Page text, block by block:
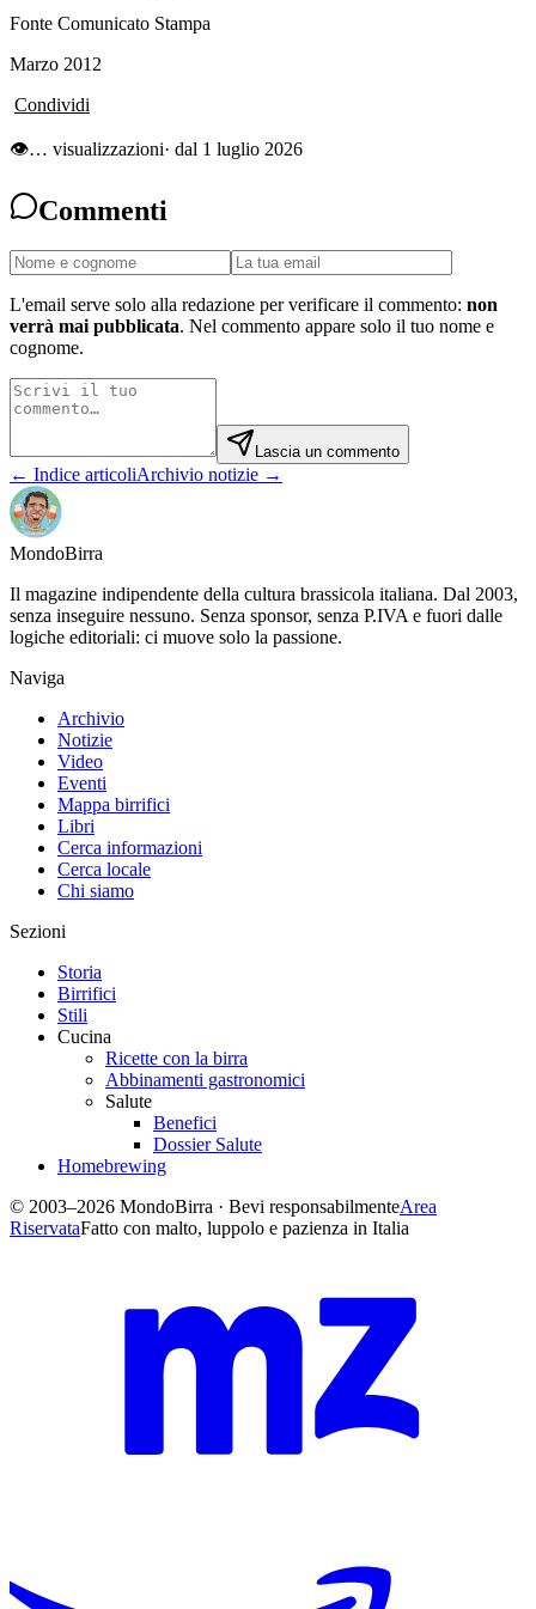
Fonte Comunicato Stampa
Marzo 2012
Condividi
👁… visualizzazioni· dal 1 luglio 2026
Commenti
L'email serve solo alla redazione per verificare il commento: non
verrà mai pubblicata. Nel commento appare solo il tuo nome e
cognome.
Lascia un commento
← Indice articoliArchivio notizie →
MondoBirra
Il magazine indipendente della cultura brassicola italiana. Dal 2003,
senza inseguire nessuno. Senza sponsor, senza P.IVA e fuori dalle
logiche editoriali: ci muove solo la passione.
Naviga
Archivio
Notizie
Video
Eventi
Mappa birrifici
Libri
Cerca informazioni
Cerca locale
Chi siamo
Sezioni
Storia
Birrifici
Stili
Cucina
Ricette con la birra
Abbinamenti gastronomici
Salute
Benefici
Dossier Salute
Homebrewing
© 2003–2026 MondoBirra · Bevi responsabilmenteArea
RiservataFatto con malto, luppolo e pazienza in Italia